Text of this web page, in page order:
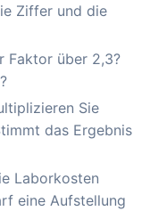
Ziffer und die
Faktor über 2,3?
Sie
das Ergebnis
Laborkosten
eine Aufstellung